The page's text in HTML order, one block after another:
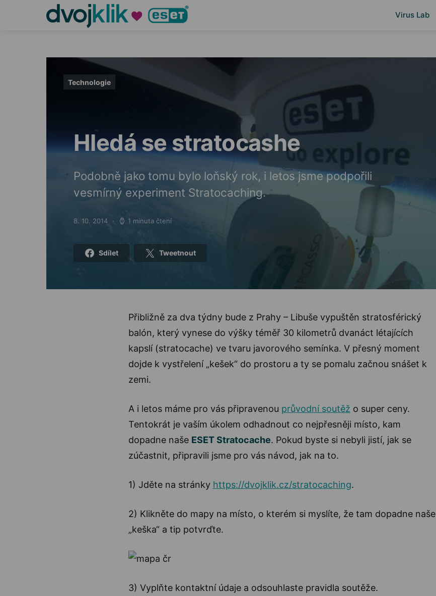
Virus Lab
Technologie
Hledá se stratocashe
Podobně jako tomu bylo loňský rok, i letos jsme podpořili
vesmírný experiment Stratocaching.
Posted on
8. 10. 2014 1 minuta čtení
Sdílet Tweetnout
Přibližně za dva týdny bude z Prahy – Libuše vypuštěn stratosférický
balón, který vynese do výšky téměř 30 kilometrů dvanáct létajících
kapslí (stratocache) ve tvaru javorového semínka. V přesný moment
dojde k vystřelení „kešek“ do prostoru a ty se pomalu začnou snášet k
zemi.
A i letos máme pro vás připravenou průvodní soutěž o super ceny.
Tentokrát je vaším úkolem odhadnout co nejpřesněji místo, kam
dopadne naše ESET Stratocache. Pokud byste si nebyli jistí, jak se
zúčastnit, připravili jsme pro vás návod, jak na to.
1) Jděte na stránky https://dvojklik.cz/stratocaching.
2) Klikněte do mapy na místo, o kterém si myslíte, že tam dopadne naše
„keška“ a tip potvrďte.
3) Vyplňte kontaktní údaje a odsouhlaste pravidla soutěže.